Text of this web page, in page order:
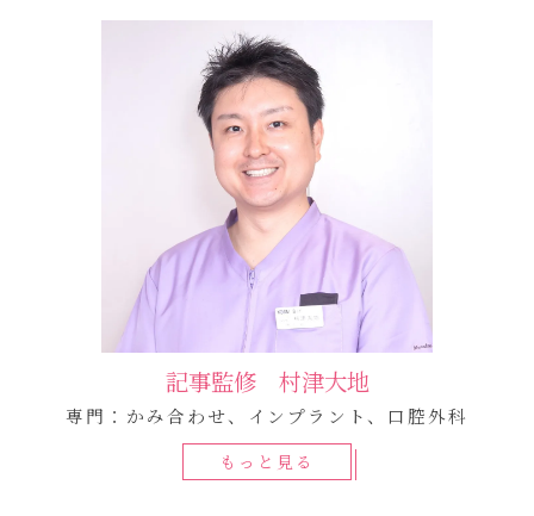
記事監修 村津大地
専門：かみ合わせ、インプラント、口腔外科
もっと見る